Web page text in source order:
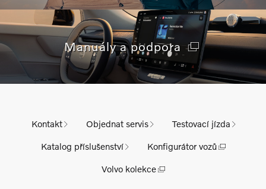
Manuály a podpora
Kontakt Objednat servis Testovací jízda
Katalog příslušenství Konfigurátor vozů
Volvo kolekce